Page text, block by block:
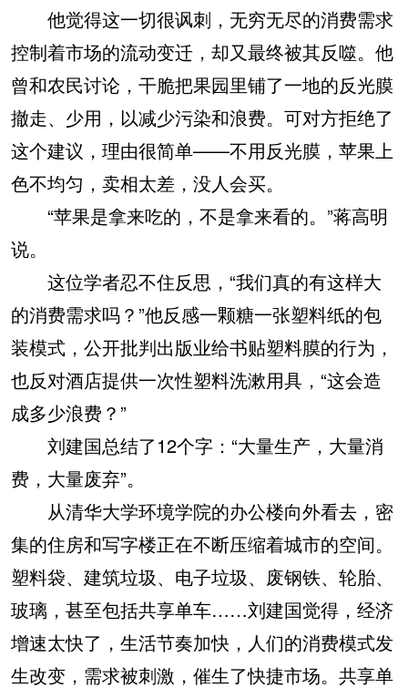
他觉得这一切很讽刺，无穷无尽的消费需求
控制着市场的流动变迁，却又最终被其反噬。他
曾和农民讨论，干脆把果园里铺了一地的反光膜
撤走、少用，以减少污染和浪费。可对方拒绝了
这个建议，理由很简单——不用反光膜，苹果上
色不均匀，卖相太差，没人会买。
“苹果是拿来吃的，不是拿来看的。”蒋高明
说。
这位学者忍不住反思，“我们真的有这样大
的消费需求吗？”他反感一颗糖一张塑料纸的包
装模式，公开批判出版业给书贴塑料膜的行为，
也反对酒店提供一次性塑料洗漱用具，“这会造
成多少浪费？”
刘建国总结了12个字：“大量生产，大量消
费，大量废弃”。
从清华大学环境学院的办公楼向外看去，密
集的住房和写字楼正在不断压缩着城市的空间。
塑料袋、建筑垃圾、电子垃圾、废钢铁、轮胎、
玻璃，甚至包括共享单车……刘建国觉得，经济
增速太快了，生活节奏加快，人们的消费模式发
生改变，需求被刺激，催生了快捷市场。共享单